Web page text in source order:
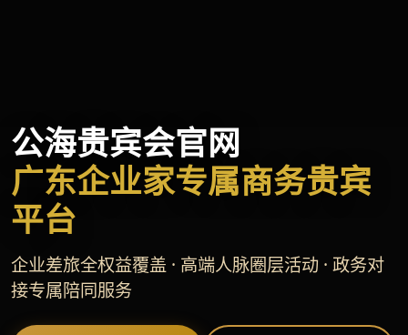
公海贵宾会官网
广东企业家专属商务贵宾
平台
企业差旅全权益覆盖 · 高端人脉圈层活动 · 政务对
接专属陪同服务